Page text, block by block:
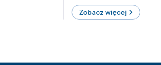
Zobacz więcej